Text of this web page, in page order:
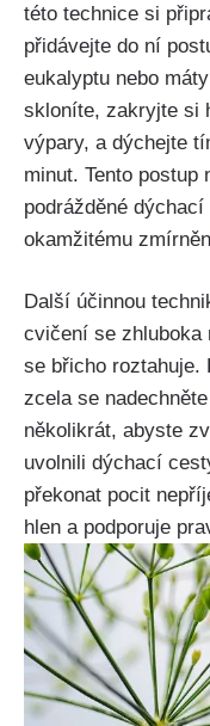
této technice si
přidávejte do ní
eukalyptu nebo
skloníte, zakryjte si
výpary, a dýchejte
minut. Tento postup
podrážděné
okamžitému
Další ​účinnou
cvičení se zhluboka
se břicho roztahuje.
zcela ‌se
několikrát, abyste
uvolnili ⁤dýchací
překonat pocit
hlen‍ a podporuje‌